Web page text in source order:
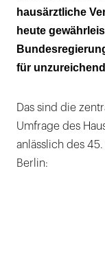
hausärztliche
heute
für
Das sind die
Umfrage des
anlässlich des
Berlin: